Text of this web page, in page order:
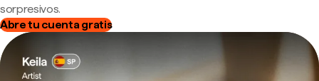
sorpresivos.
Abre tu cuenta gratis